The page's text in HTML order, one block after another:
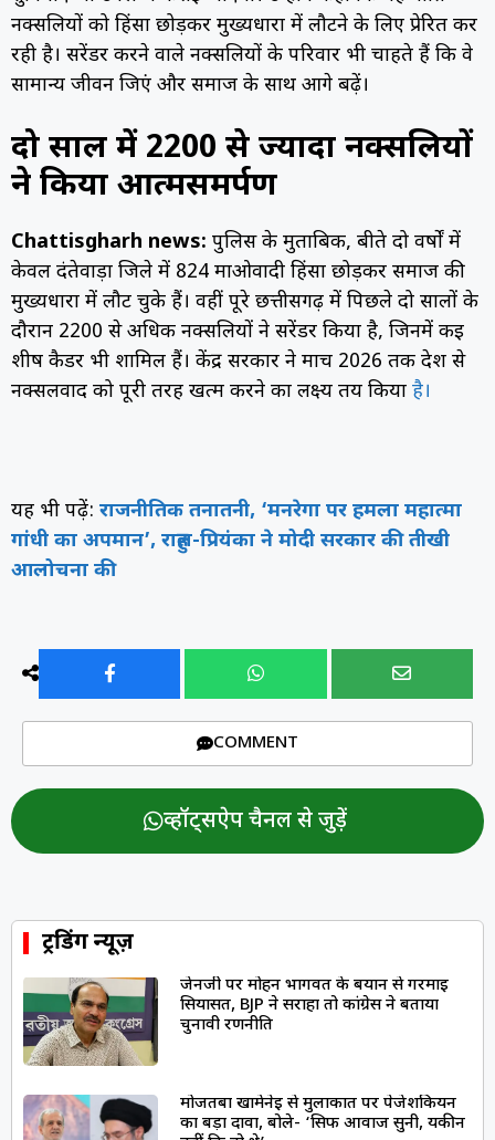
नक्सलियों को हिंसा छोड़कर मुख्यधारा में लौटने के लिए प्रेरित कर
रही है। सरेंडर करने वाले नक्सलियों के परिवार भी चाहते हैं कि वे
सामान्य जीवन जिएं और समाज के साथ आगे बढ़ें।
दो साल में 2200 से ज्यादा नक्सलियों
ने किया आत्मसमर्पण
Chattisgharh news: पुलिस के मुताबिक, बीते दो वर्षों में
केवल दंतेवाड़ा जिले में 824 माओवादी हिंसा छोड़कर समाज की
मुख्यधारा में लौट चुके हैं। वहीं पूरे छत्तीसगढ़ में पिछले दो सालों के
दौरान 2200 से अधिक नक्सलियों ने सरेंडर किया है, जिनमें कई
शीर्ष कैडर भी शामिल हैं। केंद्र सरकार ने मार्च 2026 तक देश से
नक्सलवाद को पूरी तरह खत्म करने का लक्ष्य तय किया है।
यह भी पढ़ें: राजनीतिक तनातनी, ‘मनरेगा पर हमला महात्मा
गांधी का अपमान’, राहुल-प्रियंका ने मोदी सरकार की तीखी
आलोचना की
COMMENT
व्हॉट्सऐप चैनल से जुड़ें
ट्रेंडिंग न्यूज़
जेनजी पर मोहन भागवत के बयान से गरमाई
सियासत, BJP ने सराहा तो कांग्रेस ने बताया
चुनावी रणनीति
मोजतबा खामेनेई से मुलाकात पर पेजेशकियन
का बड़ा दावा, बोले- ‘सिर्फ आवाज सुनी, यकीन